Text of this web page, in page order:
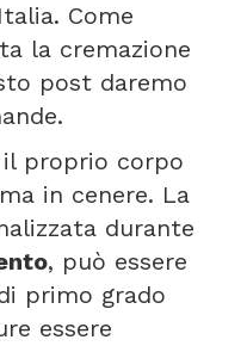
Come
la cremazione
post daremo
il proprio corpo
in cenere. La
durante
, può essere
primo grado
essere